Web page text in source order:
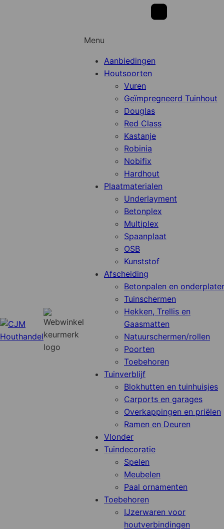
Menu
Aanbiedingen
Houtsoorten
Vuren
Geïmpregneerd Tuinhout
Douglas
Red Class
Kastanje
Robinia
Nobifix
Hardhout
Plaatmaterialen
Underlayment
Betonplex
Multiplex
Spaanplaat
OSB
Kunststof
Afscheiding
Betonpalen en
Tuinschermen
Hekken, Trellis en
Gaasmatten
Natuurschermen/rollen
Poorten
Toebehoren
Tuinverblijf
Blokhutten en tuinhuisjes
Carports en garages
Overkappingen en priëlen
Ramen en Deuren
Vlonder
Tuindecoratie
Spelen
Meubelen
Paal ornamenten
Toebehoren
IJzerwaren voor
houtverbindingen